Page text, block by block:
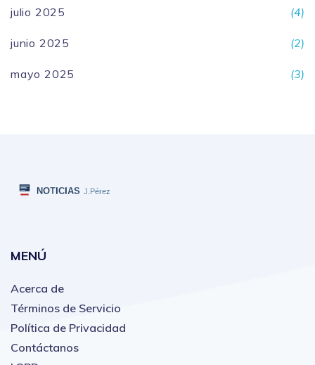
julio 2025 (4)
junio 2025 (2)
mayo 2025 (3)
MENÚ
Acerca de
Términos de Servicio
Política de Privacidad
Contáctanos